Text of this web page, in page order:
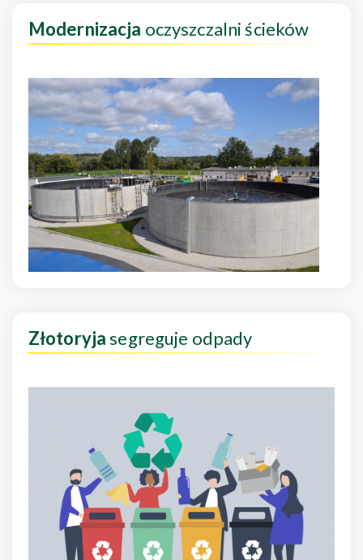
Modernizacja oczyszczalni ścieków
Złotoryjasegreguje odpady